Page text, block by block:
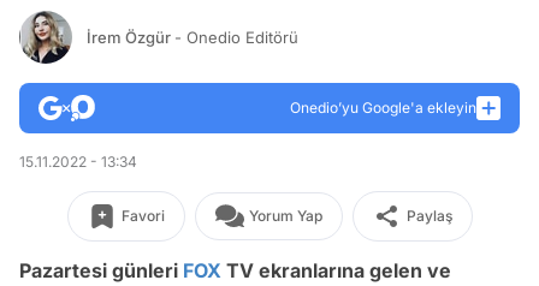
İrem Özgür - Onedio Editörü
Onedio’yu Google'a ekleyin
15.11.2022 - 13:34
Favori Yorum Yap Paylaş
Pazartesi günleri FOX TV ekranlarına gelen ve